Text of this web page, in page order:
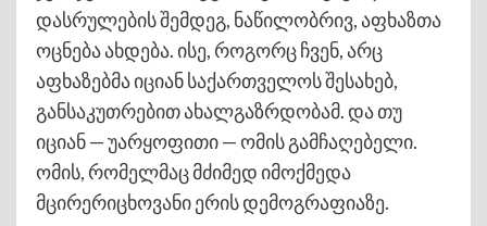
დასრულების შემდეგ, ნაწილობრივ, აფხაზთა
ოცნება ახდება. ისე, როგორც ჩვენ, არც
აფხაზებმა იციან საქართველოს შესახებ,
განსაკუთრებით ახალგაზრდობამ. და თუ
იციან — უარყოფითი — ომის გამჩაღებელი.
ომის, რომელმაც მძიმედ იმოქმედა
მცირერიცხოვანი ერის დემოგრაფიაზე.